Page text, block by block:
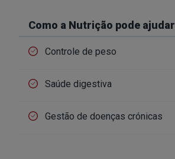
Como a Nutrição pode ajudar
Controle de peso
Saúde digestiva
Gestão de doenças crónicas